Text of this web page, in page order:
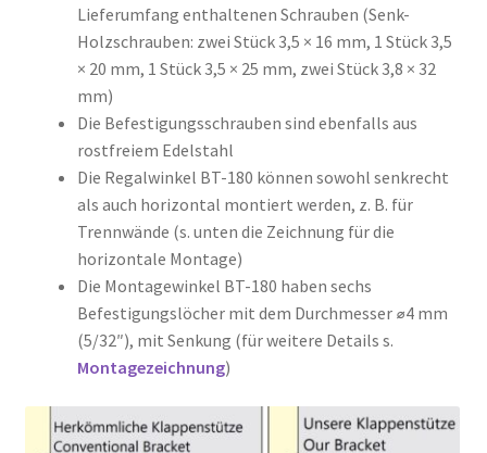
Lieferumfang enthaltenen Schrauben (Senk-
Holzschrauben: zwei Stück 3,5 × 16 mm, 1 Stück 3,5
× 20 mm, 1 Stück 3,5 × 25 mm, zwei Stück 3,8 × 32
mm)
Die Befestigungsschrauben sind ebenfalls aus
rostfreiem Edelstahl
Die Regalwinkel BT-180 können sowohl senkrecht
als auch horizontal montiert werden, z. B. für
Trennwände (s. unten die Zeichnung für die
horizontale Montage)
Die Montagewinkel BT-180 haben sechs
Befestigungslöcher mit dem Durchmesser ⌀4 mm
(5/32″), mit Senkung (für weitere Details s.
Montagezeichnung)